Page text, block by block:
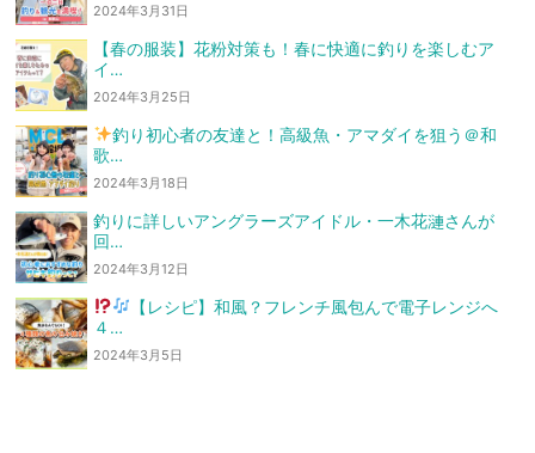
2024年3月31日
【春の服装】花粉対策も！春に快適に釣りを楽しむア
イ…
2024年3月25日
釣り初心者の友達と！高級魚・アマダイを狙う ＠和
歌…
2024年3月18日
釣りに詳しいアングラーズアイドル・一木花漣さんが
回…
2024年3月12日
【レシピ】和風？フレンチ風包んで電子レンジへ
４…
2024年3月5日